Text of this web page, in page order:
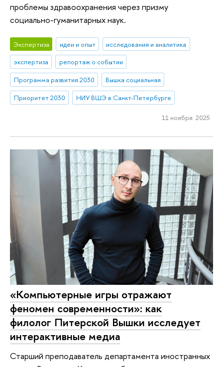
проблемы здравоохранения через призму
социально-гуманитарных наук.
Экспертиза идеи и опыт
исследования и аналитика
экспертиза
репортаж о событии
Программа развития 2030
Вышка социальная
Приоритет 2030
НИУ ВШЭ в Санкт-Петербурге
11 ноября 2025
«Компьютерные игры отражают
феномен современности»: как
филолог Питерской Вышки исследует
интерактивные медиа
Старший преподаватель департамента иностранных